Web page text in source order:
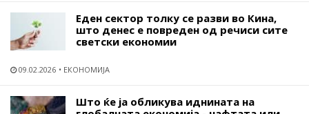
Еден сектор толку се разви во Кина,
што денес е повреден од речиси сите
светски економии
09.02.2026 ЕКОНОМИЈА
Што ќе ја обликува иднината на